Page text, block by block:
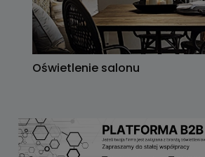
Oświetlenie salonu